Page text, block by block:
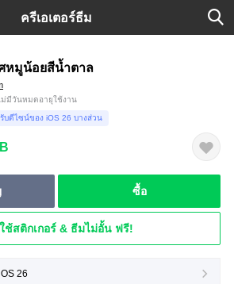
ครีเอเตอร์ธีม
หมูน้อยสีน้ำตาล
ม่มีวันหมดอายุใช้งาน
รับดีไซน์ของ iOS 26 บางส่วน
ซื้อ
ช้สติกเกอร์ & ธีมไม่อั้น ฟรี!
26